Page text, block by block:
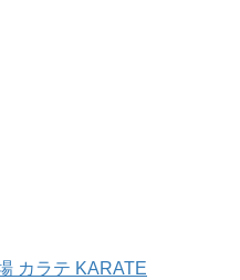
カラテ KARATE